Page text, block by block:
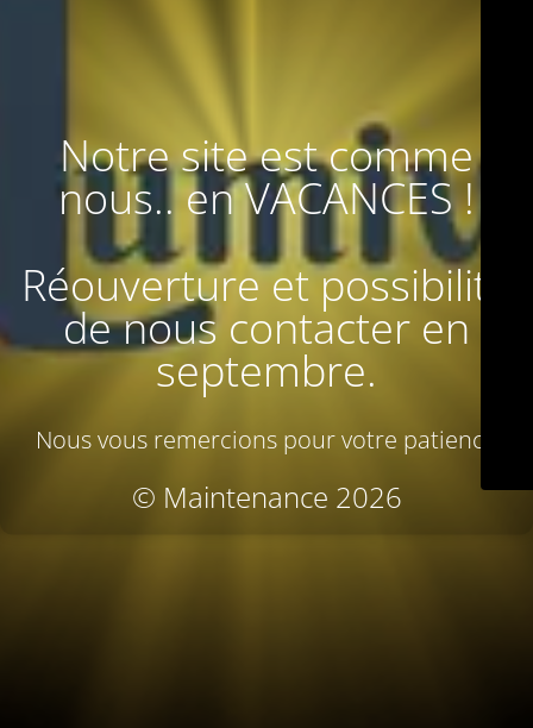
Notre site est comme
nous.. en VACANCES !
Réouverture et possibilité
de nous contacter en
septembre.
Nous vous remercions pour votre patience
© Maintenance 2026